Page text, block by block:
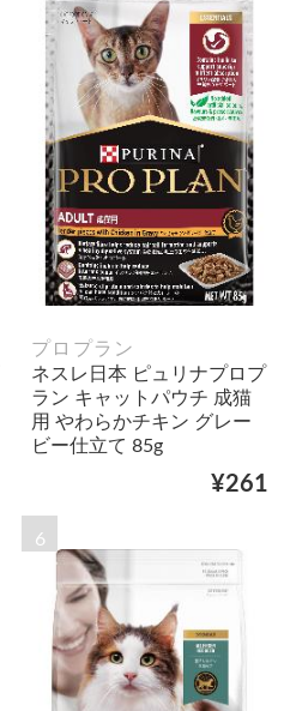
プロプラン
ネスレ日本 ピュリナプロプ
ラン キャットパウチ 成猫
用 やわらかチキン グレー
ビー仕立て 85g
¥261
6